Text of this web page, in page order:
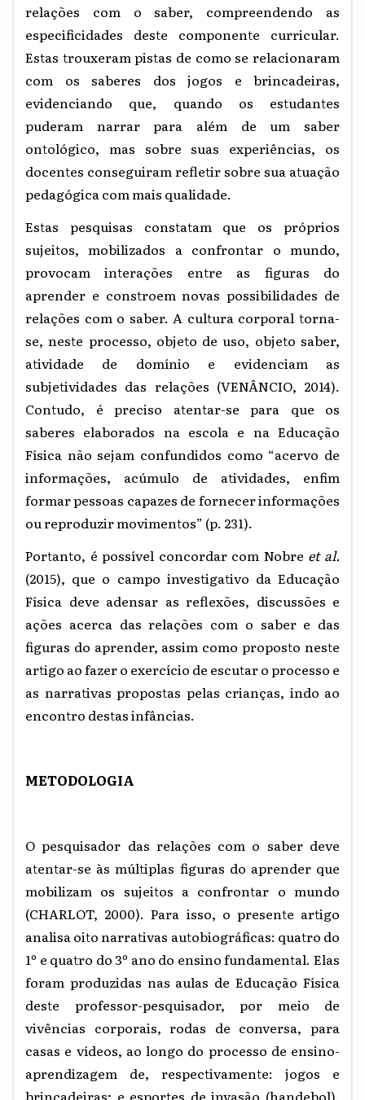
relações com o saber, compreendendo as
especificidades deste componente curricular.
Estas trouxeram pistas de como se relacionaram
com os saberes dos jogos e brincadeiras,
evidenciando que, quando os estudantes
puderam narrar para além de um saber
ontológico, mas sobre suas experiências, os
docentes conseguiram refletir sobre sua atuação
pedagógica com mais qualidade.
Estas pesquisas constatam que os próprios
sujeitos, mobilizados a confrontar o mundo,
provocam interações entre as figuras do
aprender e constroem novas possibilidades de
relações com o saber. A cultura corporal torna-
se, neste processo, objeto de uso, objeto saber,
atividade de domínio e evidenciam as
subjetividades das relações (VENÂNCIO, 2014).
Contudo, é preciso atentar-se para que os
saberes elaborados na escola e na Educação
Física não sejam confundidos como “acervo de
informações, acúmulo de atividades, enfim
formar pessoas capazes de fornecer informações
ou reproduzir movimentos” (p. 231).
Portanto, é possível concordar com Nobre et al.
(2015), que o campo investigativo da Educação
Física deve adensar as reflexões, discussões e
ações acerca das relações com o saber e das
figuras do aprender, assim como proposto neste
artigo ao fazer o exercício de escutar o processo e
as narrativas propostas pelas crianças, indo ao
encontro destas infâncias.
METODOLOGIA
O pesquisador das relações com o saber deve
atentar-se às múltiplas figuras do aprender que
mobilizam os sujeitos a confrontar o mundo
(CHARLOT, 2000). Para isso, o presente artigo
analisa oito narrativas autobiográficas: quatro do
1º e quatro do 3º ano do ensino fundamental. Elas
foram produzidas nas aulas de Educação Física
deste professor-pesquisador, por meio de
vivências corporais, rodas de conversa, para
casas e vídeos, ao longo do processo de ensino-
aprendizagem de, respectivamente: jogos e